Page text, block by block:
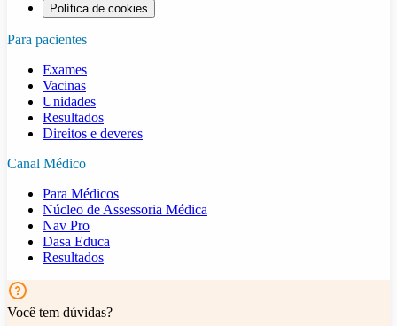
Política de cookies
Para pacientes
Exames
Vacinas
Unidades
Resultados
Direitos e deveres
Canal Médico
Para Médicos
Núcleo de Assessoria Médica
Nav Pro
Dasa Educa
Resultados
Você tem dúvidas?